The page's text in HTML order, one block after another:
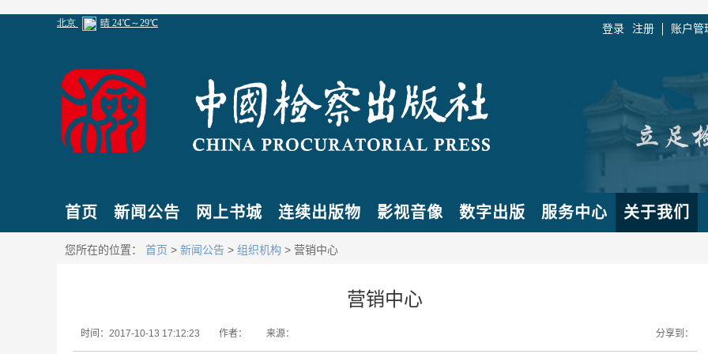
登录 注册 账户管
首页 新闻公告 网上书城 连续出版物 影视音像 数字出版 服务中心 关于我们
您所在的位置： 首页 > 新闻公告 > 组织机构 > 营销中心
营销中心
时间：2017-10-13 17:12:23 作者： 来源： 分享到：